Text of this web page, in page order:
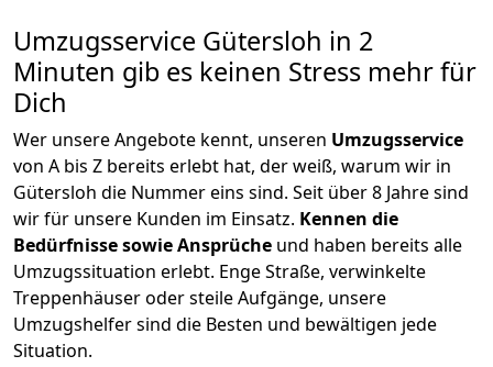
Umzugsservice Gütersloh in 2
Minuten gib es keinen Stress mehr für
Dich
Wer unsere Angebote kennt, unseren Umzugsservice
von A bis Z bereits erlebt hat, der weiß, warum wir in
Gütersloh die Nummer eins sind. Seit über 8 Jahre sind
wir für unsere Kunden im Einsatz. Kennen die
Bedürfnisse sowie Ansprüche und haben bereits alle
Umzugssituation erlebt. Enge Straße, verwinkelte
Treppenhäuser oder steile Aufgänge, unsere
Umzugshelfer sind die Besten und bewältigen jede
Situation.